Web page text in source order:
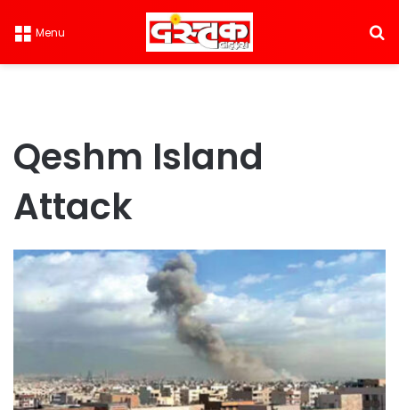
Menu
Qeshm Island
Attack